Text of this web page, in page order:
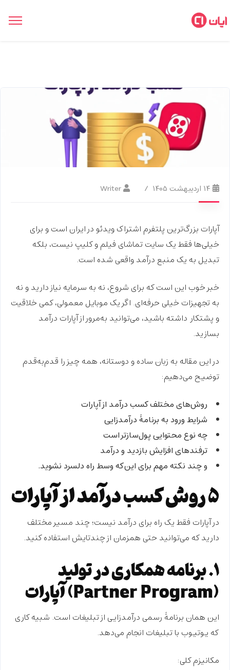
۱۴ اردیبهشت ۱۴۰۵ Writer
آپارات بزرگ‌ترین پلتفرم اشتراک ویدئو در ایران است و برای
خیلی‌ها فقط یک سایت تماشای فیلم و کلیپ نیست، بلکه
تبدیل به یک منبع درآمد واقعی شده است.
خبر خوب این است که برای شروع، نه به سرمایه نیاز دارید و نه
به تجهیزات خیلی حرفه‌ای. اگریک موبایل معمولی، کمی خلاقیت
و پشتکار داشته باشید، می‌توانید به‌مرور از آپارات درآمد
بسازید.
در این مقاله به زبان ساده و دوستانه، همه چیز را قدم‌به‌قدم
توضیح می‌دهیم:
روش‌های مختلف کسب درآمد از آپارات
شرایط ورود به برنامهٔ درآمدزایی
چه نوع محتوایی پول‌سازتر است
ترفندهای افزایش بازدید و درآمد
و چند نکته مهم برای این‌که وسط راه دلسرد نشوید.
۵ روش کسب درآمد از آپارات
در آپارات فقط یک راه برای درآمد نیست؛ چند مسیر مختلف
دارید که می‌توانید حتی همزمان از چندتایش استفاده کنید.
1. برنامه همکاری در تولید
(Partner Program) آپارات
این همان برنامهٔ رسمی درآمدزایی از تبلیغات است. شبیه کاری
که یوتیوب با تبلیغات انجام می‌دهد.
مکانیزم کلی: